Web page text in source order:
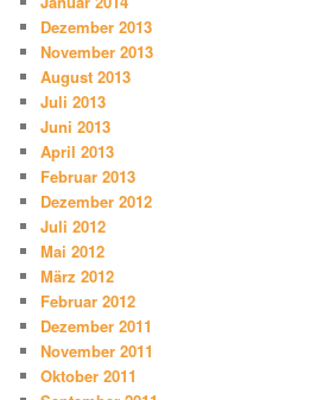
Dezember 2013
November 2013
August 2013
Juli 2013
Juni 2013
April 2013
Februar 2013
Dezember 2012
Juli 2012
Mai 2012
März 2012
Februar 2012
Dezember 2011
November 2011
Oktober 2011